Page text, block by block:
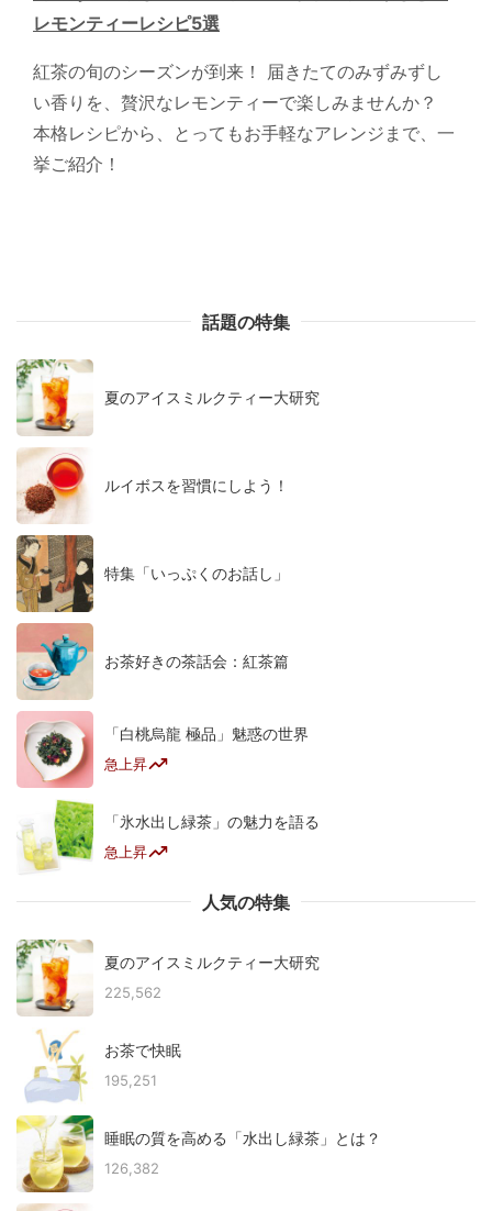
レモンティーレシピ5選
紅茶の旬のシーズンが到来！ 届きたてのみずみずし
い香りを、贅沢なレモンティーで楽しみませんか？
本格レシピから、とってもお手軽なアレンジまで、一
挙ご紹介！
話題の特集
夏のアイスミルクティー大研究
ルイボスを習慣にしよう！
特集「いっぷくのお話し」
お茶好きの茶話会：紅茶篇
「白桃烏龍 極品」魅惑の世界
急上昇
「氷水出し緑茶」の魅力を語る
急上昇
人気の特集
夏のアイスミルクティー大研究
225,562
お茶で快眠
195,251
睡眠の質を高める「水出し緑茶」とは？
126,382